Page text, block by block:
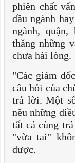
phiên chất
đầu ngành
ngành,
thẳng những
chưa hài lòng.
"Các giám
câu hỏi của
trả lời. Một
nêu những
tất cả cùng
"vừa tai"
được.